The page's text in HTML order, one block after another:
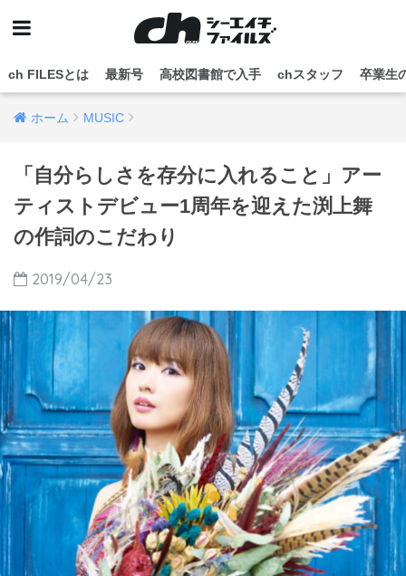
ch FILESとは 最新号 高校図書館で入手 chスタッフ 卒業生
ホーム MUSIC
「自分らしさを存分に入れること」アー
ティストデビュー1周年を迎えた渕上舞
の作詞のこだわり
2019/04/23